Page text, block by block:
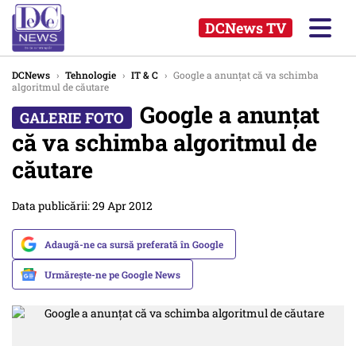
DCNews TV
DCNews › Tehnologie › IT & C › Google a anunțat că va schimba
algoritmul de căutare
Google a anunțat
că va schimba algoritmul de
căutare
Data publicării: 29 Apr 2012
Adaugă-ne ca sursă preferată în Google
Urmărește-ne pe Google News